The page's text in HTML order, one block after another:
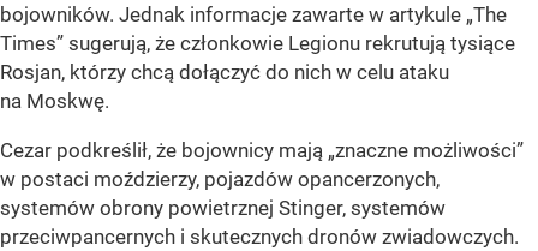
bojowników. Jednak informacje zawarte w artykule „The
Times” sugerują, że członkowie Legionu rekrutują tysiące
Rosjan, którzy chcą dołączyć do nich w celu ataku
na Moskwę.
Cezar podkreślił, że bojownicy mają „znaczne możliwości”
w postaci moździerzy, pojazdów opancerzonych,
systemów obrony powietrznej Stinger, systemów
przeciwpancernych i skutecznych dronów zwiadowczych.